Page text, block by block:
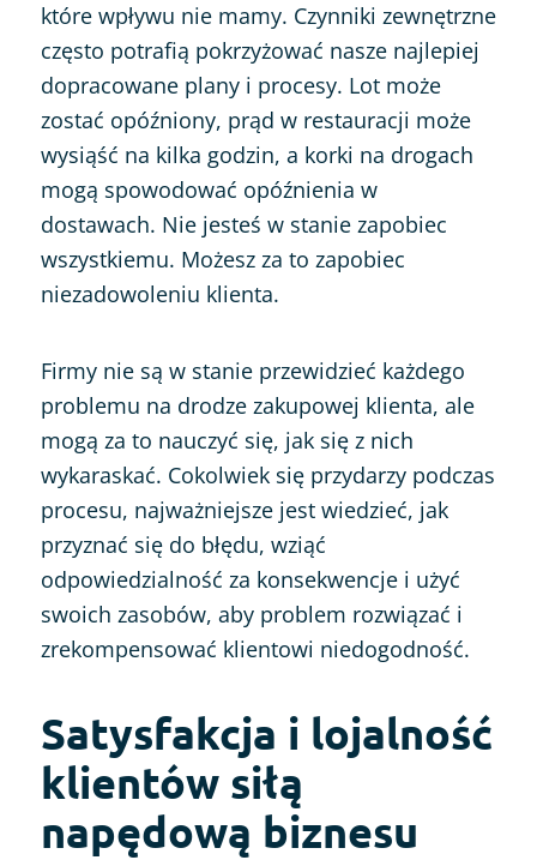
które wpływu nie mamy. Czynniki zewnętrzne
często potrafią pokrzyżować nasze najlepiej
dopracowane plany i procesy. Lot może
zostać opóźniony, prąd w restauracji może
wysiąść na kilka godzin, a korki na drogach
mogą spowodować opóźnienia w
dostawach. Nie jesteś w stanie zapobiec
wszystkiemu. Możesz za to zapobiec
niezadowoleniu klienta.
Firmy nie są w stanie przewidzieć każdego
problemu na drodze zakupowej klienta, ale
mogą za to nauczyć się, jak się z nich
wykaraskać. Cokolwiek się przydarzy podczas
procesu, najważniejsze jest wiedzieć, jak
przyznać się do błędu, wziąć
odpowiedzialność za konsekwencje i użyć
swoich zasobów, aby problem rozwiązać i
zrekompensować klientowi niedogodność.
Satysfakcja i lojalność
klientów siłą
napędową biznesu